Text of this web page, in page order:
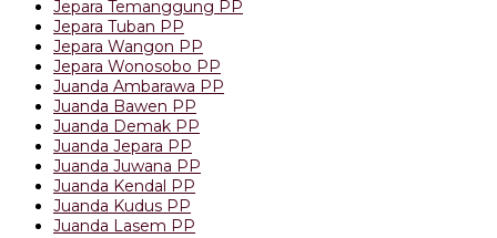
Jepara Temanggung PP
Jepara Tuban PP
Jepara Wangon PP
Jepara Wonosobo PP
Juanda Ambarawa PP
Juanda Bawen PP
Juanda Demak PP
Juanda Jepara PP
Juanda Juwana PP
Juanda Kendal PP
Juanda Kudus PP
Juanda Lasem PP